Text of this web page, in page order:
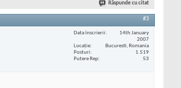
Răspunde cu citat
#3
Data înscrierii
14th January
2007
Locaţie
Bucuresti, Romania
Posturi
1.519
Putere Rep
53